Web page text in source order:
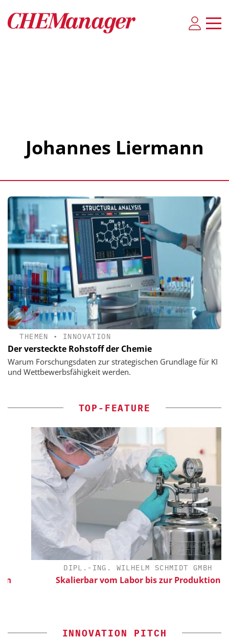
Johannes Liermann
THEMEN • INNOVATION
Der versteckte Rohstoff der Chemie
Warum Forschungsdaten zur strategischen Grundlage für KI
und Wettbewerbsfähigkeit werden.
TOP-FEATURE
DIPL.-ING. WILHELM SCHMIDT GMBH
Skalierbar vom Labor bis zur Produktion
INNOVATION PITCH